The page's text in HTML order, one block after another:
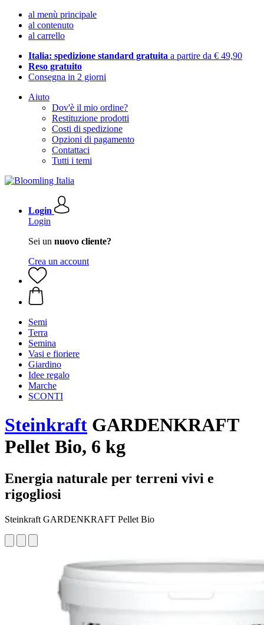
al menù principale
al contenuto
al carrello
Italia: spedizione standard gratuita a partire da € 49,90
Reso gratuito
Consegna in 2 giorni
Aiuto
Dov'è il mio ordine?
Restituzione prodotti
Costi di spedizione
Opzioni di pagamento
Contattaci
Tutti i temi
Login
Login
Sei un nuovo cliente?
Crea un account
Semi
Terra
Semina
Vasi e fioriere
Giardino
Idee regalo
Marche
SCONTI
Steinkraft GARDENKRAFT
Pellet Bio, 6 kg
Energia naturale per terreni vivi e
rigogliosi
Steinkraft GARDENKRAFT Pellet Bio